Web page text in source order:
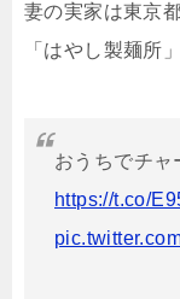
妻の実家は東京
「はやし製麺所
おうちでチャ
https://t.co/